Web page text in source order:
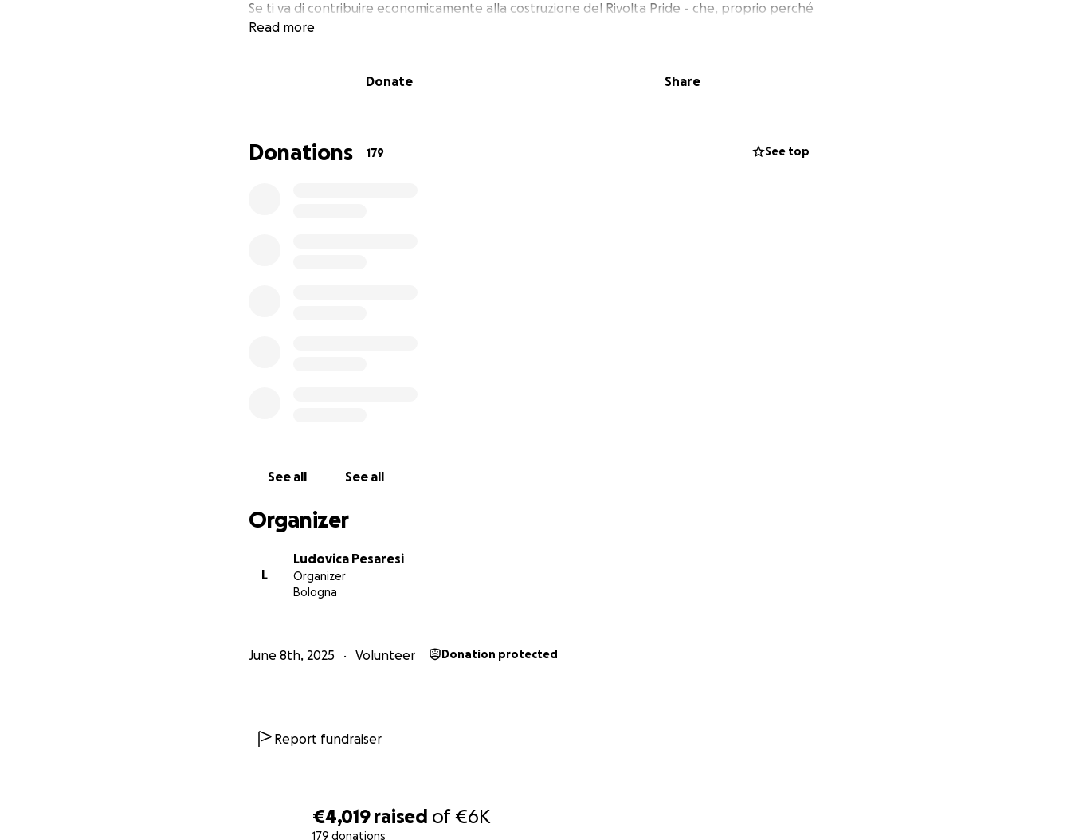
€4,019 raised of€6K
179 donations
Se ti va di contribuire economicamente alla costruzione del Rivolta Pride - che, proprio perché
senza sponsor, solitamente si autofinanzia attraverso banchetti e feste - sappi che stai
- Acqua da distribuire dai carri
Read more
Donate Share
Donations 179 See top
See all See all
Organizer
L
Ludovica Pesaresi
Organizer
Bologna
June 8th, 2025 Volunteer Donation protected
Report fundraiser